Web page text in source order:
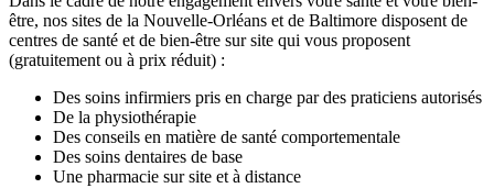
être, nos sites de la Nouvelle-Orléans et de Baltimore disposent de
centres de santé et de bien-être sur site qui vous proposent
(gratuitement ou à prix réduit) :
Des soins infirmiers pris en charge par des praticiens autorisés
De la physiothérapie
Des conseils en matière de santé comportementale
Des soins dentaires de base
Une pharmacie sur site et à distance